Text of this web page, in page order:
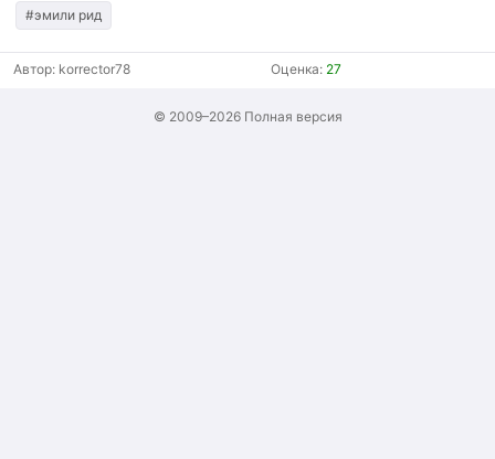
#эмили рид
Автор: korrector78 Оценка: 27
© 2009–2026 Полная версия